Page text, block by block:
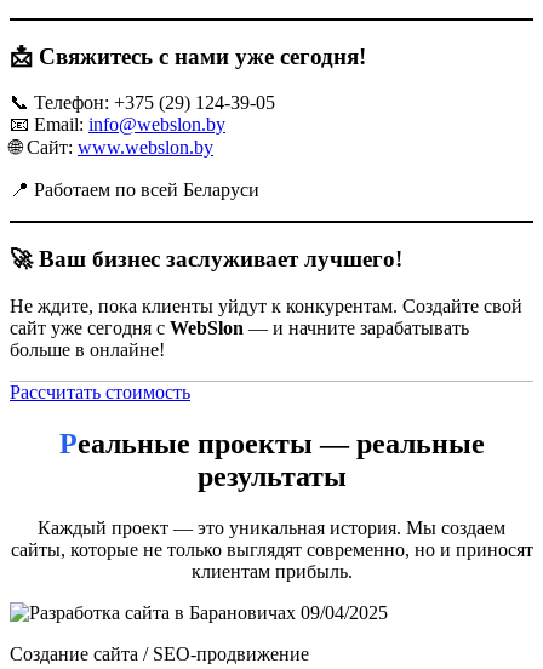
📩 Свяжитесь с нами уже сегодня!
📞 Телефон: +375 (29) 124-39-05
📧 Email: info@webslon.by
🌐 Сайт: www.webslon.by
📍 Работаем по всей Беларуси
🚀 Ваш бизнес заслуживает лучшего!
Не ждите, пока клиенты уйдут к конкурентам. Создайте свой
сайт уже сегодня с WebSlon — и начните зарабатывать
больше в онлайне!
В современном бизнесесайт— это главный инструмент
продвижения и продаж. Без качественного веб-ресурса
компания теряет потенциальных клиентов, упускает
возможности и отстаёт от конкурентов.Разработка сайта в
Барановичахпрофессиональной командой позволяет создать
проект, который не просто выглядит красиво, но и
эффективно работает на бизнес.
Зачем бизнесу нужен сайт
Рассчитать стоимость
Реальные проекты — реальные
результаты
Каждый проект — это уникальная история. Мы создаем
сайты, которые не только выглядят современно, но и приносят
клиентам прибыль.
Создание сайта / SEO-продвижение